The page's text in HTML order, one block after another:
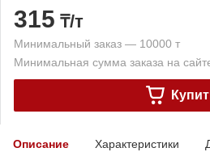
315 ₸/т
Минимальный заказ — 10000 т
Минимальная сумма заказа на
Описание Характеристики